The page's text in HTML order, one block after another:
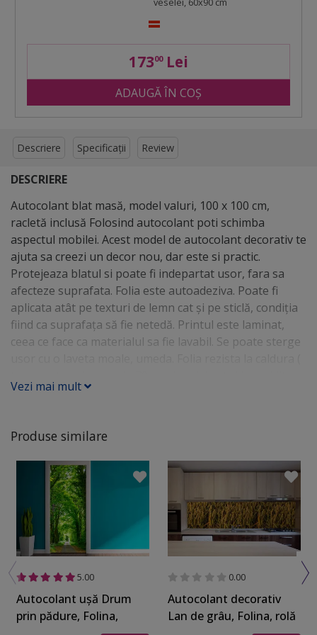
17300Lei
ADAUGĂ ÎN COȘ
Descriere Specificații Review
DESCRIERE
Autocolant blat masă, model valuri, 100 x 100 cm,
racletă inclusă Folosind autocolant poti schimba
aspectul mobilei. Acest model de autocolant decorativ te
ajuta sa creezi un decor nou, dar este si practic.
Protejeaza blatul si poate fi indepartat usor, fara sa
afecteze suprafata. Folia este autoadeziva. Poate fi
aplicata atât pe texturi de lemn cat și pe sticlă, condiția
fiind ca suprafața să fie netedă. Printul este laminat,
ceea ce face ca materialul sa fie lavabil. Se poate sterge
Se pot pune pe folie cesti sau farfurii calde. Pentru
un suport. Are o grosime de 130 microni. Dimensiuni
rola - 100x100 cm
Vezi mai mult
Produse similare
5.00
Autocolant uşă Drum
prin pădure, Folina,
0.00
Autocolant decorativ
Lan de grâu, Folina, rolă